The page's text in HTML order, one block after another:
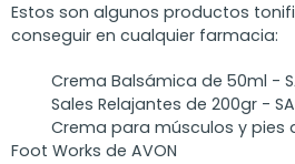
Estos son algunos productos
conseguir en cualquier farmacia:
Crema Balsámica de 50ml -
Sales Relajantes de 200gr -
Crema para músculos y
Foot Works de AVON